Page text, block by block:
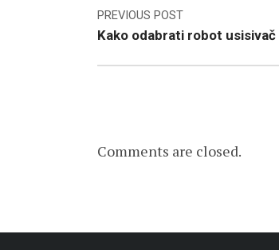
Post
navigation
PREVIOUS POST
Kako odabrati robot usisivač
Comments are closed.